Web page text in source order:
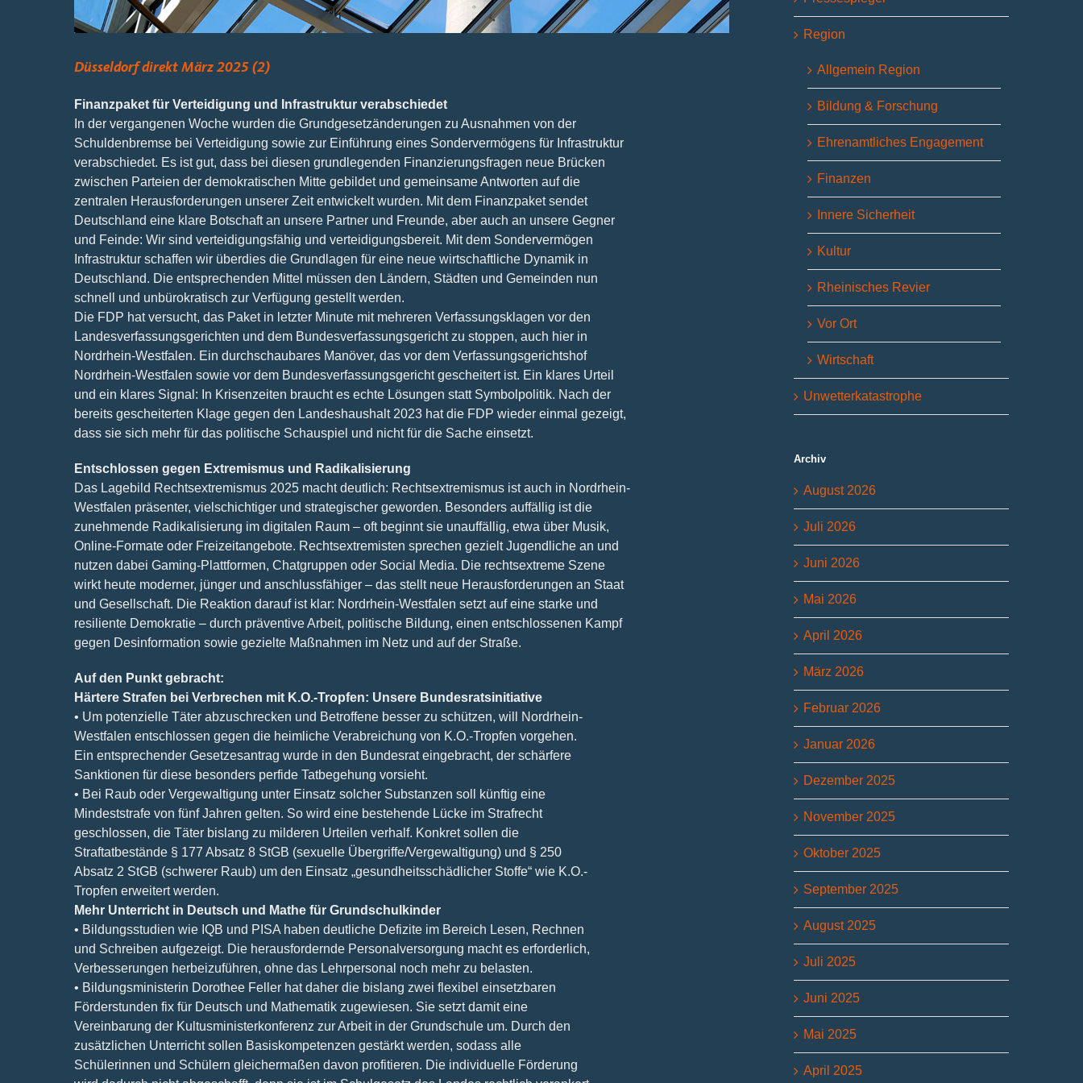
Düsseldorf direkt März 2025 (2)
Finanzpaket für Verteidigung und Infrastruktur verabschiedet
In der vergangenen Woche wurden die Grundgesetzänderungen zu Ausnahmen von der
Schuldenbremse bei Verteidigung sowie zur Einführung eines Sondervermögens für Infrastruktur
verabschiedet. Es ist gut, dass bei diesen grundlegenden Finanzierungsfragen neue Brücken
zwischen Parteien der demokratischen Mitte gebildet und gemeinsame Antworten auf die
zentralen Herausforderungen unserer Zeit entwickelt wurden. Mit dem Finanzpaket sendet
Deutschland eine klare Botschaft an unsere Partner und Freunde, aber auch an unsere Gegner
und Feinde: Wir sind verteidigungsfähig und verteidigungsbereit. Mit dem Sondervermögen
Infrastruktur schaffen wir überdies die Grundlagen für eine neue wirtschaftliche Dynamik in
Deutschland. Die entsprechenden Mittel müssen den Ländern, Städten und Gemeinden nun
schnell und unbürokratisch zur Verfügung gestellt werden.
Die FDP hat versucht, das Paket in letzter Minute mit mehreren Verfassungsklagen vor den
Landesverfassungsgerichten und dem Bundesverfassungsgericht zu stoppen, auch hier in
Nordrhein-Westfalen. Ein durchschaubares Manöver, das vor dem Verfassungsgerichtshof
Nordrhein-Westfalen sowie vor dem Bundesverfassungsgericht gescheitert ist. Ein klares Urteil
und ein klares Signal: In Krisenzeiten braucht es echte Lösungen statt Symbolpolitik. Nach der
bereits gescheiterten Klage gegen den Landeshaushalt 2023 hat die FDP wieder einmal gezeigt,
dass sie sich mehr für das politische Schauspiel und nicht für die Sache einsetzt.
Entschlossen gegen Extremismus und Radikalisierung
Das Lagebild Rechtsextremismus 2025 macht deutlich: Rechtsextremismus ist auch in Nordrhein-
Westfalen präsenter, vielschichtiger und strategischer geworden. Besonders auffällig ist die
zunehmende Radikalisierung im digitalen Raum – oft beginnt sie unauffällig, etwa über Musik,
Online-Formate oder Freizeitangebote. Rechtsextremisten sprechen gezielt Jugendliche an und
nutzen dabei Gaming-Plattformen, Chatgruppen oder Social Media. Die rechtsextreme Szene
wirkt heute moderner, jünger und anschlussfähiger – das stellt neue Herausforderungen an Staat
und Gesellschaft. Die Reaktion darauf ist klar: Nordrhein-Westfalen setzt auf eine starke und
resiliente Demokratie – durch präventive Arbeit, politische Bildung, einen entschlossenen Kampf
gegen Desinformation sowie gezielte Maßnahmen im Netz und auf der Straße.
Auf den Punkt gebracht:
Härtere Strafen bei Verbrechen mit K.O.-Tropfen: Unsere Bundesratsinitiative
• Um potenzielle Täter abzuschrecken und Betroffene besser zu schützen, will Nordrhein-
Westfalen entschlossen gegen die heimliche Verabreichung von K.O.-Tropfen vorgehen.
Ein entsprechender Gesetzesantrag wurde in den Bundesrat eingebracht, der schärfere
Sanktionen für diese besonders perfide Tatbegehung vorsieht.
• Bei Raub oder Vergewaltigung unter Einsatz solcher Substanzen soll künftig eine
Mindeststrafe von fünf Jahren gelten. So wird eine bestehende Lücke im Strafrecht
geschlossen, die Täter bislang zu milderen Urteilen verhalf. Konkret sollen die
Straftatbestände § 177 Absatz 8 StGB (sexuelle Übergriffe/Vergewaltigung) und § 250
Absatz 2 StGB (schwerer Raub) um den Einsatz „gesundheitsschädlicher Stoffe“ wie K.O.-
Tropfen erweitert werden.
Mehr Unterricht in Deutsch und Mathe für Grundschulkinder
• Bildungsstudien wie IQB und PISA haben deutliche Defizite im Bereich Lesen, Rechnen
und Schreiben aufgezeigt. Die herausfordernde Personalversorgung macht es erforderlich,
Verbesserungen herbeizuführen, ohne das Lehrpersonal noch mehr zu belasten.
• Bildungsministerin Dorothee Feller hat daher die bislang zwei flexibel einsetzbaren
Förderstunden fix für Deutsch und Mathematik zugewiesen. Sie setzt damit eine
Vereinbarung der Kultusministerkonferenz zur Arbeit in der Grundschule um. Durch den
zusätzlichen Unterricht sollen Basiskompetenzen gestärkt werden, sodass alle
Schülerinnen und Schülern gleichermaßen davon profitieren. Die individuelle Förderung
Region
Allgemein Region
Bildung & Forschung
Ehrenamtliches Engagement
Finanzen
Innere Sicherheit
Kultur
Rheinisches Revier
Vor Ort
Wirtschaft
Unwetterkatastrophe
Archiv
August 2026
Juli 2026
Juni 2026
Mai 2026
April 2026
März 2026
Februar 2026
Januar 2026
Dezember 2025
November 2025
Oktober 2025
September 2025
August 2025
Juli 2025
Juni 2025
Mai 2025
April 2025